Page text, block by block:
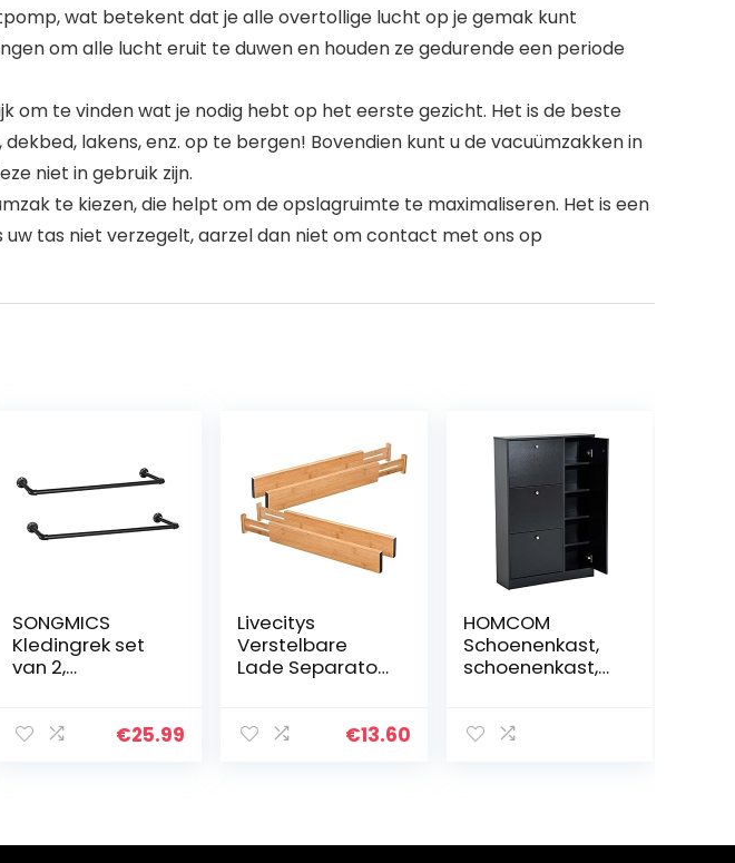
wat betekent dat je alle overtollige lucht op je gemak kunt
om alle lucht eruit te duwen en houden ze gedurende een periode
om te vinden wat je nodig hebt op het eerste gezicht. Het is de beste
lakens, enz. op te bergen! Bovendien kunt u de vacuümzakken in
niet in gebruik zijn.
te kiezen, die helpt om de opslagruimte te maximaliseren. Het is een
uw tas niet verzegelt, aarzel dan niet om contact met ons op
SONGMICS
Kledingrek set
van 2,
design,
€25.99
Livecitys
Verstelbare
Lade Separator
Bamboe Lade
€13.60
HOMCOM
Schoenenkast,
schoenenkast,
en anti-
zwart